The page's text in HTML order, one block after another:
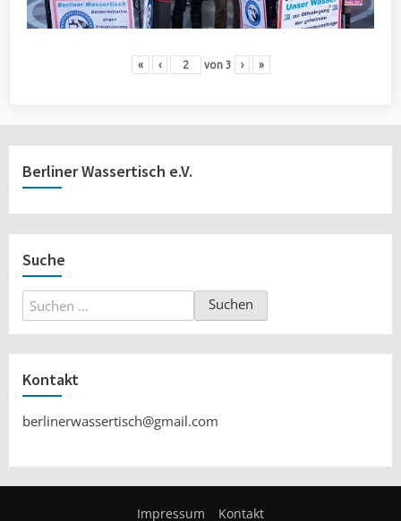
« ‹ von 3 › »
Berliner Wassertisch e.V.
Suche
Suchen
nach:
Kontakt
berlinerwassertisch@gmail.com
Impressum Kontakt